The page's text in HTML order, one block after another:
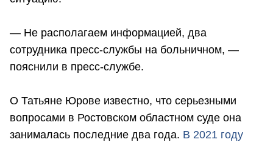
— Не располагаем информацией, два
сотрудника пресс-службы на больничном, —
пояснили в пресс-службе.
О Татьяне Юрове известно, что серьезными
вопросами в Ростовском областном суде она
занималась последние два года. В 2021 году